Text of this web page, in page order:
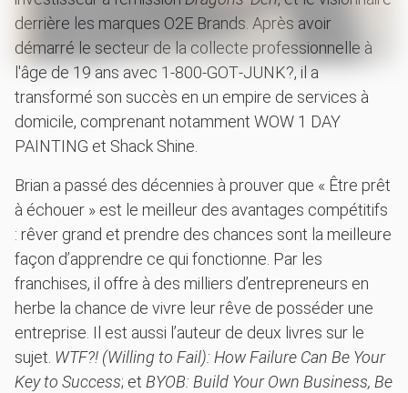
derrière les marques O2E Brands. Après avoir
démarré le secteur de la collecte professionnelle à
l'âge de 19 ans avec 1‑800‑GOT‑JUNK?, il a
transformé son succès en un empire de services à
domicile, comprenant notamment WOW 1 DAY
PAINTING et Shack Shine.
Brian a passé des décennies à prouver que « Être prêt
à échouer » est le meilleur des avantages compétitifs
: rêver grand et prendre des chances sont la meilleure
façon d’apprendre ce qui fonctionne. Par les
franchises, il offre à des milliers d’entrepreneurs en
herbe la chance de vivre leur rêve de posséder une
entreprise. Il est aussi l’auteur de deux livres sur le
sujet. WTF?! (Willing to Fail): How Failure Can Be Your
Key to Success; et BYOB: Build Your Own Business, Be